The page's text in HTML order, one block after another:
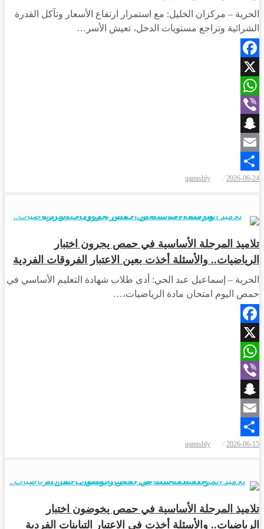
الحرية – مركزان الخليل: مع استمرار ارتفاع الأسعار وتآكل القدرة
الشرائية وتراجع مستويات الدخل، تعيش الأسر…
Facebook
X
WhatsApp
Viber
Snapchat
Email
Share
في
2026-06-24
qamishly
تلاميذ المرحلة الأساسية في حمص يجرون اختبار
الرياضيات.. والأسئلة أخذت بعين الاعتبار الفروقات الفردية
الحرية – إسماعيل عبد الحي: أدى طلاب شهادة التعليم الأساسي في
حمص اليوم امتحان مادة الرياضيات،…
Facebook
X
WhatsApp
Viber
Snapchat
Email
Share
في
2026-06-15
qamishly
تلاميذ المرحلة الأساسية في حمص يخوضون اختبار
الرياضيات.. والأسئلة أخذت في الاعتبار التباينات الفردية